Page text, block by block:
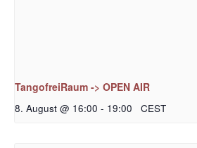
TangofreiRaum -> OPEN AIR
8. August @ 16:00 - 19:00 CEST